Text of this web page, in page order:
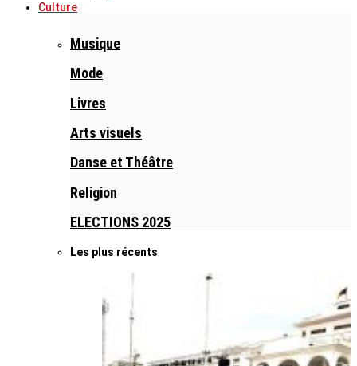
Culture
Musique
Mode
Livres
Arts visuels
Danse et Théâtre
Religion
ELECTIONS 2025
Les plus récents